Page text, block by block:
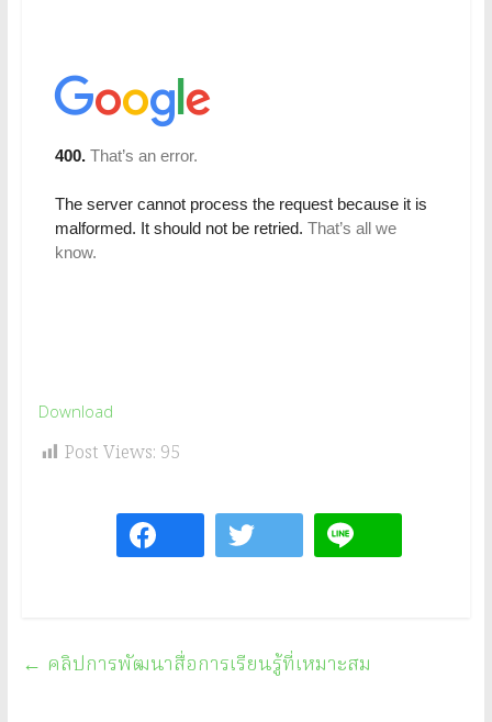
Download
Post Views: 95
← คลิปการพัฒนาสื่อการเรียนรู้ที่เหมาะสม